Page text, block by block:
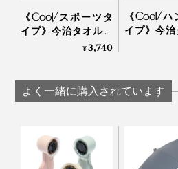
写真左から「ピンク」「ネイビー」「ブルー
温度計をモチーフにしたパッケ
代の方にも喜んで使ってもらえ
り返しても機能は損なわれませ
まだまだ冷感素材が一般的で
とか。
暑さが怖くて見送ってきた夏
れば参加できそうです。
《Cool/スポーツタ
イプ》今治タオルと
冷感生地のハイブリ
¥3,740
《Cool/ハ
イプ》今治
冷感生地
よく一緒に購入されています